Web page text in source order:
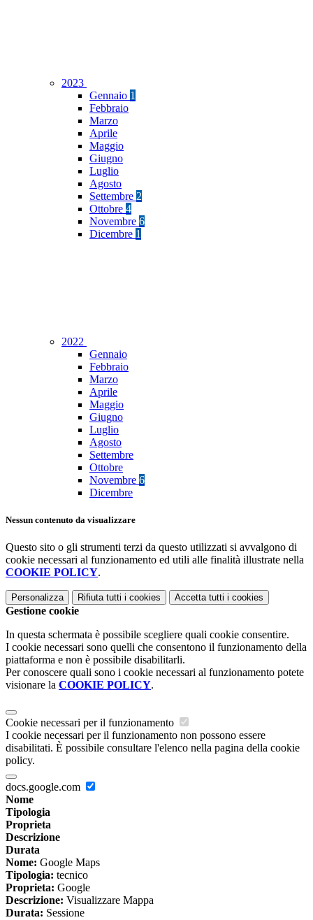
2023
Gennaio 1
Febbraio
Marzo
Aprile
Maggio
Giugno
Luglio
Agosto
Settembre 2
Ottobre 4
Novembre 6
Dicembre 1
2022
Gennaio
Febbraio
Marzo
Aprile
Maggio
Giugno
Luglio
Agosto
Settembre
Ottobre
Novembre 6
Dicembre
Nessun contenuto da visualizzare
Questo sito o gli strumenti terzi da questo utilizzati si avvalgono di
cookie necessari al funzionamento ed utili alle finalità illustrate nella
COOKIE POLICY.
Personalizza Rifiuta tutti i cookies Accetta tutti i cookies
Gestione cookie
In questa schermata è possibile scegliere quali cookie consentire.
I cookie necessari sono quelli che consentono il funzionamento della
piattaforma e non è possibile disabilitarli.
Per conoscere quali sono i cookie necessari al funzionamento potete
visionare la COOKIE POLICY.
Cookie necessari per il funzionamento
I cookie necessari per il funzionamento non possono essere
disabilitati. È possibile consultare l'elenco nella pagina della cookie
policy.
docs.google.com
Nome
Tipologia
Proprieta
Descrizione
Durata
Nome: Google Maps
Tipologia: tecnico
Proprieta: Google
Descrizione: Visualizzare Mappa
Durata: Sessione